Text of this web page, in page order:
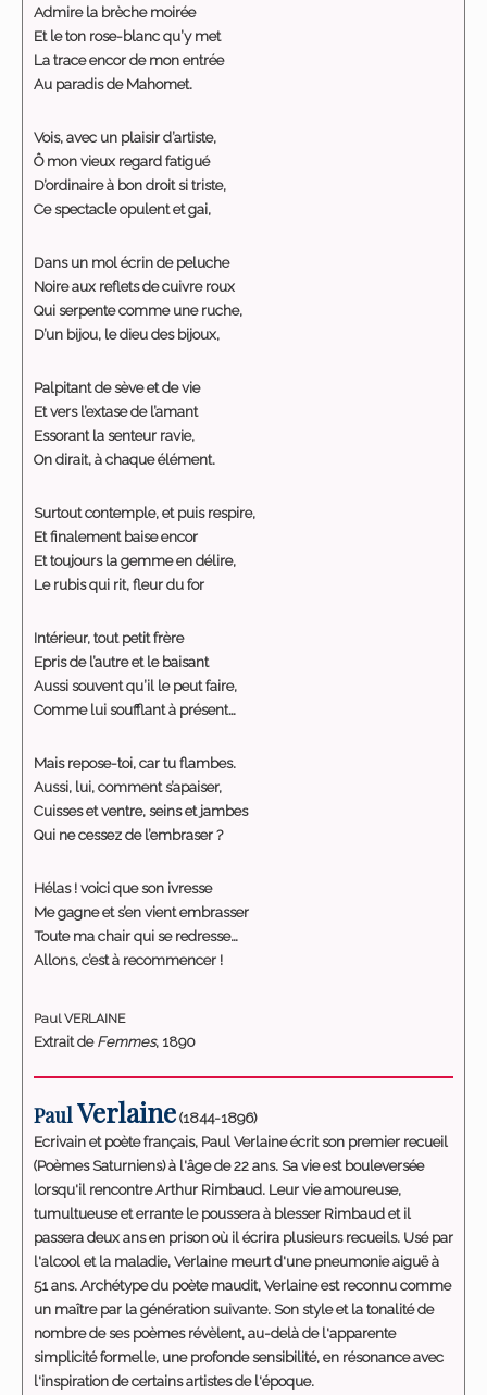
Admire la brèche moirée
Et le ton rose-blanc qu’y met
La trace encor de mon entrée
Au paradis de Mahomet.
Vois, avec un plaisir d’artiste,
Ô mon vieux regard fatigué
D’ordinaire à bon droit si triste,
Ce spectacle opulent et gai,
Dans un mol écrin de peluche
Noire aux reflets de cuivre roux
Qui serpente comme une ruche,
D’un bijou, le dieu des bijoux,
Palpitant de sève et de vie
Et vers l’extase de l’amant
Essorant la senteur ravie,
On dirait, à chaque élément.
Surtout contemple, et puis respire,
Et finalement baise encor
Et toujours la gemme en délire,
Le rubis qui rit, fleur du for
Intérieur, tout petit frère
Epris de l’autre et le baisant
Aussi souvent qu’il le peut faire,
Comme lui soufflant à présent…
Mais repose-toi, car tu flambes.
Aussi, lui, comment s’apaiser,
Cuisses et ventre, seins et jambes
Qui ne cessez de l’embraser ?
Hélas ! voici que son ivresse
Me gagne et s’en vient embrasser
Toute ma chair qui se redresse…
Allons, c’est à recommencer !
Paul VERLAINE
Extrait de Femmes, 1890
PaulVerlaine(1844-1896)
Ecrivain et poète français, Paul Verlaine écrit son premier recueil
(Poèmes Saturniens) à l'âge de 22 ans. Sa vie est bouleversée
lorsqu'il rencontre Arthur Rimbaud. Leur vie amoureuse,
tumultueuse et errante le poussera à blesser Rimbaud et il
passera deux ans en prison où il écrira plusieurs recueils. Usé par
l'alcool et la maladie, Verlaine meurt d'une pneumonie aiguë à
51 ans. Archétype du poète maudit, Verlaine est reconnu comme
un maître par la génération suivante. Son style et la tonalité de
nombre de ses poèmes révèlent, au-delà de l'apparente
simplicité formelle, une profonde sensibilité, en résonance avec
l'inspiration de certains artistes de l'époque.